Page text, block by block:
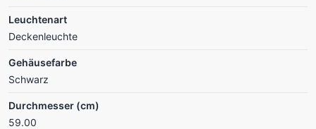
Leuchtenart
Deckenleuchte
Gehäusefarbe
Schwarz
Durchmesser (cm)
59.00